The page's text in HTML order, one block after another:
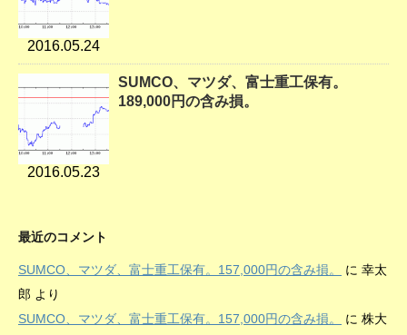
2016.05.24
2016.05.23
SUMCO、マツダ、富士重工保有。
189,000円の含み損。
最近のコメント
SUMCO、マツダ、富士重工保有。157,000円の含み損。 に 幸太
郎 より
SUMCO、マツダ、富士重工保有。157,000円の含み損。
に 株大